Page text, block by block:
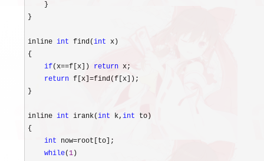
    }
}
inline int find(int x)
{
if(x==f[x]) return x;
return f[x]=find(f[x]);
}
inline int irank(int k, int to)
{
int now=root[to];
while(1 )